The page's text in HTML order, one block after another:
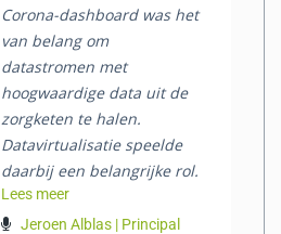
Corona-dashboard was het
van belang om
datastromen met
hoogwaardige data uit de
zorgketen te halen.
Datavirtualisatie speelde
daarbij een belangrijke rol.
Lees meer
Jeroen Alblas | Principal